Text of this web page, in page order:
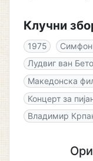
Клучни
1975
Лудвиг ван
Македонска
Концерт за
Владимир